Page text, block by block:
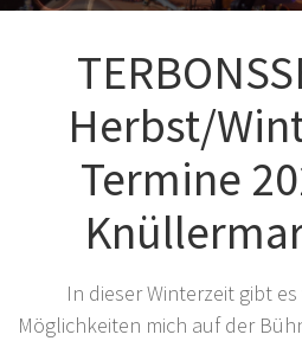
Herbst/
Termine
In dieser Winterzeit gibt
Möglichkeiten mich auf der